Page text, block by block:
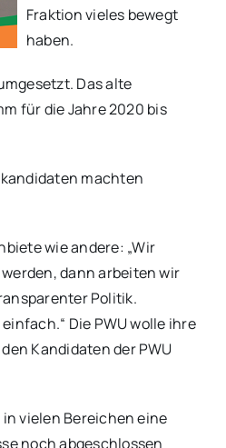
Fraktion vieles bewegt
haben.
Das alte
für die Jahre 2020 bis
machten
wie andere: „Wir
dann arbeiten wir
Politik.
Die PWU wolle ihre
Kandidaten der PWU
vielen Bereichen eine
noch abgeschlossen